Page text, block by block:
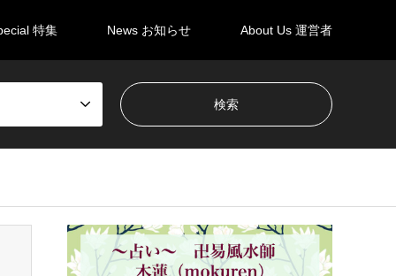
特集 News お知らせ About Us 運営者